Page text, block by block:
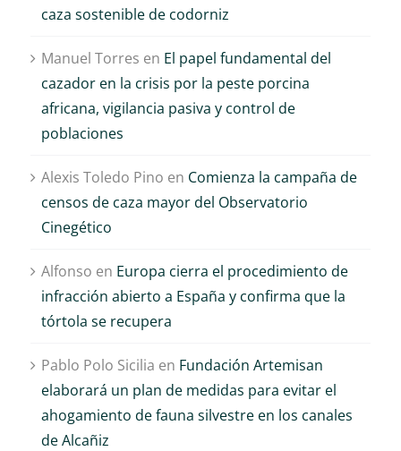
caza sostenible de codorniz
Manuel Torres en El papel fundamental del
cazador en la crisis por la peste porcina
africana, vigilancia pasiva y control de
poblaciones
Alexis Toledo Pino en Comienza la campaña de
censos de caza mayor del Observatorio
Cinegético
Alfonso en Europa cierra el procedimiento de
infracción abierto a España y confirma que la
tórtola se recupera
Pablo Polo Sicilia en Fundación Artemisan
elaborará un plan de medidas para evitar el
ahogamiento de fauna silvestre en los canales
de Alcañiz